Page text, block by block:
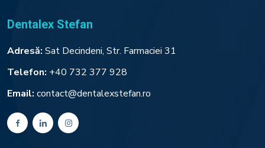
Dentalex Stefan
Adresă: Sat Decindeni, Str. Farmaciei 31
Telefon: +40 732 377 928
Email: contact@dentalexstefan.ro